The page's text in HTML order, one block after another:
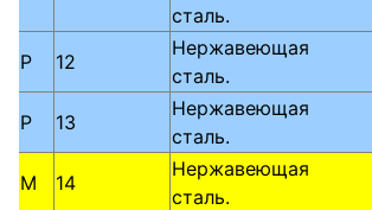
сталь.
P 12
Нержавеющая
сталь.
P
13
Нержавеющая
сталь.
M 14
Нержавеющая
сталь.